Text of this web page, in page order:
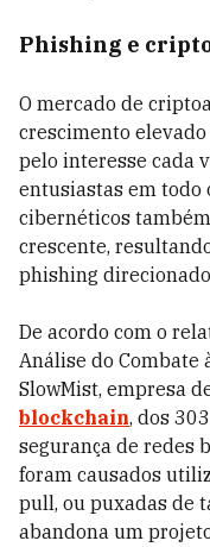
Phishing e
O mercado de
crescimento
pelo interesse cada
entusiastas em todo
cibernéticos
crescente,
phishing
De acordo com o
Análise do Combate
SlowMist, empresa
blockchain, dos
segurança de redes
foram causados
pull, ou puxadas de
abandona um